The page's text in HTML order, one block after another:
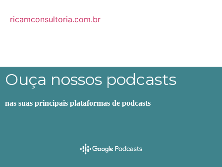
ricamconsultoria.com.br
Ouça nossos podcasts
nas suas principais plataformas de podcasts